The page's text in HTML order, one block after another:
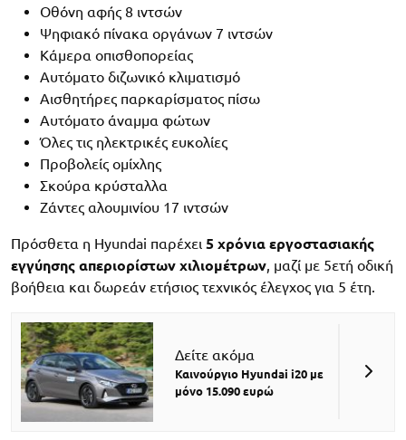
Οθόνη αφής 8 ιντσών
Ψηφιακό πίνακα οργάνων 7 ιντσών
Κάμερα οπισθοπορείας
Αυτόματο διζωνικό κλιματισμό
Αισθητήρες παρκαρίσματος πίσω
Αυτόματο άναμμα φώτων
Όλες τις ηλεκτρικές ευκολίες
Προβολείς ομίχλης
Σκούρα κρύσταλλα
Ζάντες αλουμινίου 17 ιντσών
Πρόσθετα η Hyundai παρέχει 5 χρόνια εργοστασιακής
εγγύησης απεριορίστων χιλιομέτρων, μαζί με 5ετή οδική
βοήθεια και δωρεάν ετήσιος τεχνικός έλεγχος για 5 έτη.
Δείτε ακόμα
Καινούργιο Hyundai i20 με
μόνο 15.090 ευρώ